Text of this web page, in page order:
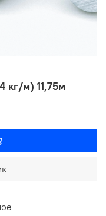
кг/м) 11,75м